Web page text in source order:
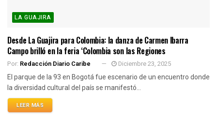
LA GUAJIRA
Desde La Guajira para Colombia: la danza de Carmen Ibarra
Campo brilló en la feria ‘Colombia son las Regiones
Por: Redacción Diario Caribe Diciembre 23, 2025
El parque de la 93 en Bogotá fue escenario de un encuentro donde
la diversidad cultural del país se manifestó...
LEER MÁS